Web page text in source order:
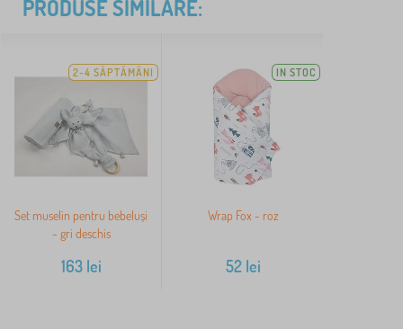
PRODUSE SIMILARE:
2-4 SĂPTĂMÂNI
Set muselin pentru bebeluși
- gri deschis
163lei
IN STOC
Wrap Fox - roz
52lei